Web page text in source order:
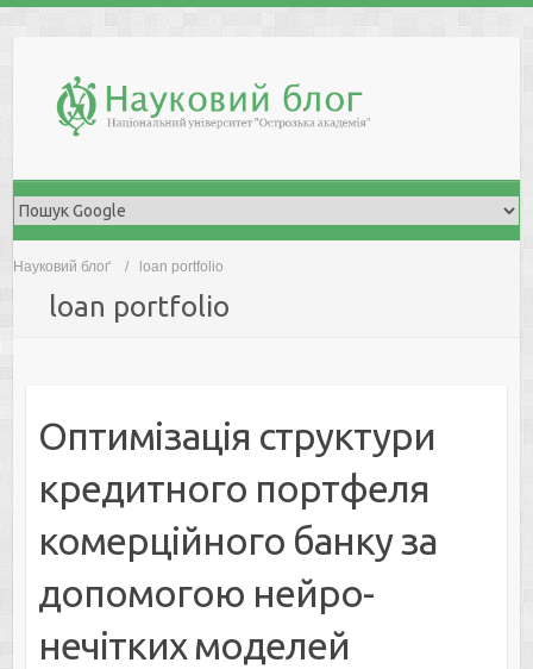
Науковий блоґ loan portfolio
loan portfolio
Оптимізація структури
кредитного портфеля
комерційного банку за
допомогою нейро-
нечітких моделей